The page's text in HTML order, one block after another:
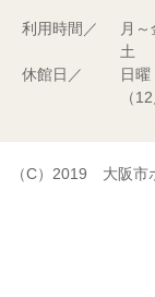
利用時間／
月
土
休館日／
日
（
（C）2019 大阪市